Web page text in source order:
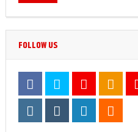
FOLLOW US